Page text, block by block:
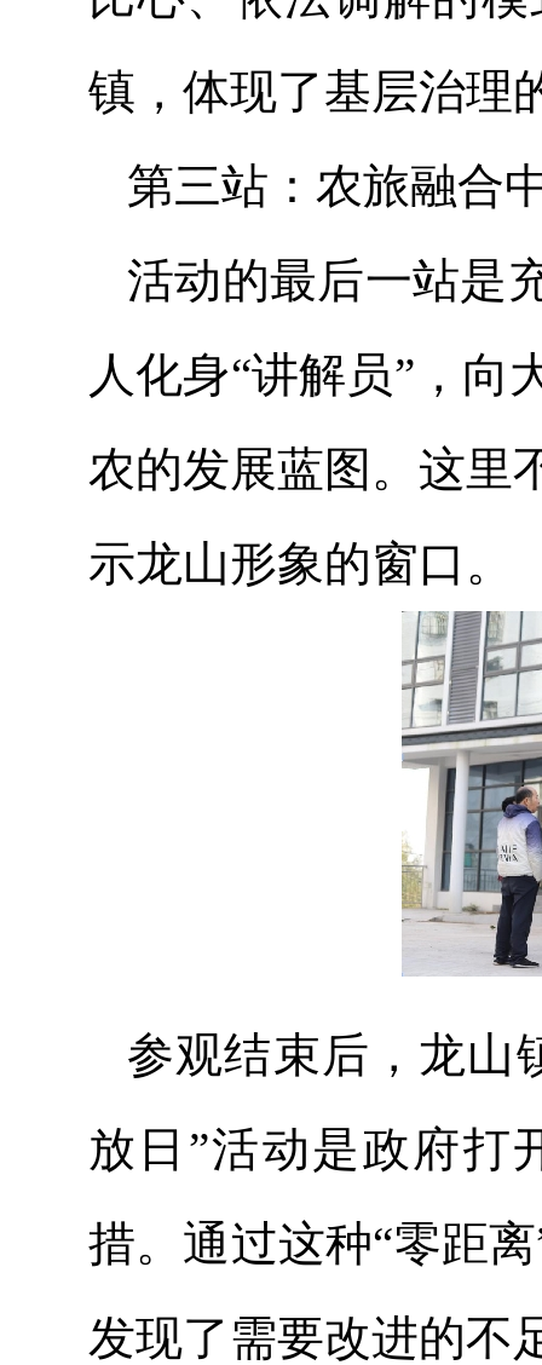
镇，体现了基层治理
第三站：农旅融合
活动的最后一站是
人化身“讲解员”，
农的发展蓝图。这里
示龙山形象的窗口。
参观结束后，龙山
放日”活动是政府打
措。通过这种“零距
发现了需要改进的不